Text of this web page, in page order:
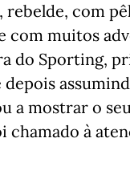
com
com muitos
do Sporting,
a mostrar o
à